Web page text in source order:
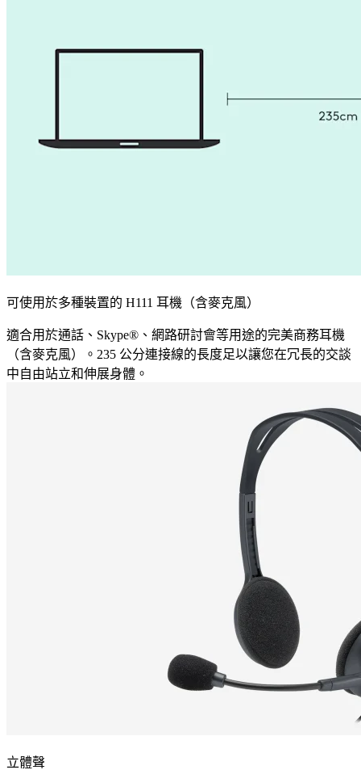
可使用於多種裝置的 H111 耳機（含麥克風）
適合用於通話、Skype®、網路研討會等用途的完美商務耳機
（含麥克風）。235 公分連接線的長度足以讓您在冗長的交談
中自由站立和伸展身體。
立體聲